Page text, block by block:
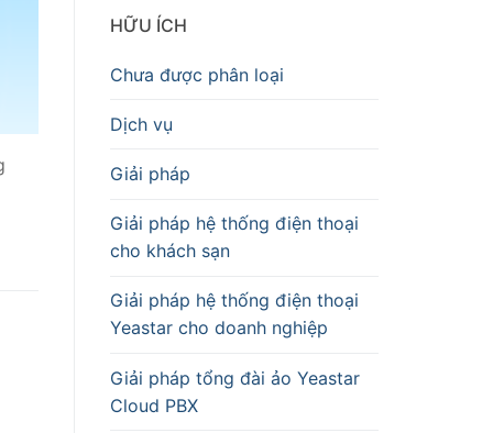
HỮU ÍCH
Chưa được phân loại
Dịch vụ
Giải pháp
Giải pháp hệ thống điện thoại
cho khách sạn
Giải pháp hệ thống điện thoại
Yeastar cho doanh nghiệp
Giải pháp tổng đài ảo Yeastar
Cloud PBX